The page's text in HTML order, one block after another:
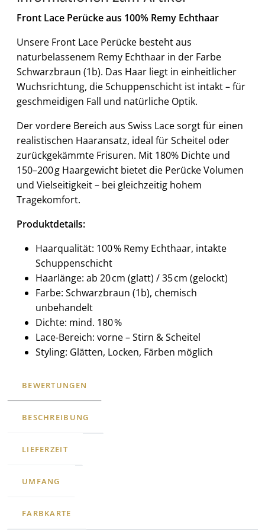
Front Lace Perücke aus 100% Remy Echthaar
Unsere Front Lace Perücke besteht aus
naturbelassenem Remy Echthaar in der Farbe
Schwarzbraun (1b). Das Haar liegt in einheitlicher
Wuchsrichtung, die Schuppenschicht ist intakt – für
geschmeidigen Fall und natürliche Optik.
Der vordere Bereich aus Swiss Lace sorgt für einen
realistischen Haaransatz, ideal für Scheitel oder
zurückgekämmte Frisuren. Mit 180% Dichte und
150–200 g Haargewicht bietet die Perücke Volumen
und Vielseitigkeit – bei gleichzeitig hohem
Tragekomfort.
Produktdetails:
Haarqualität: 100 % Remy Echthaar, intakte
Schuppenschicht
Haarlänge: ab 20 cm (glatt) / 35 cm (gelockt)
Farbe: Schwarzbraun (1b), chemisch
unbehandelt
Dichte: mind. 180 %
Lace-Bereich: vorne – Stirn & Scheitel
Styling: Glätten, Locken, Färben möglich
BEWERTUNGEN
BESCHREIBUNG
LIEFERZEIT
UMFANG
FARBKARTE